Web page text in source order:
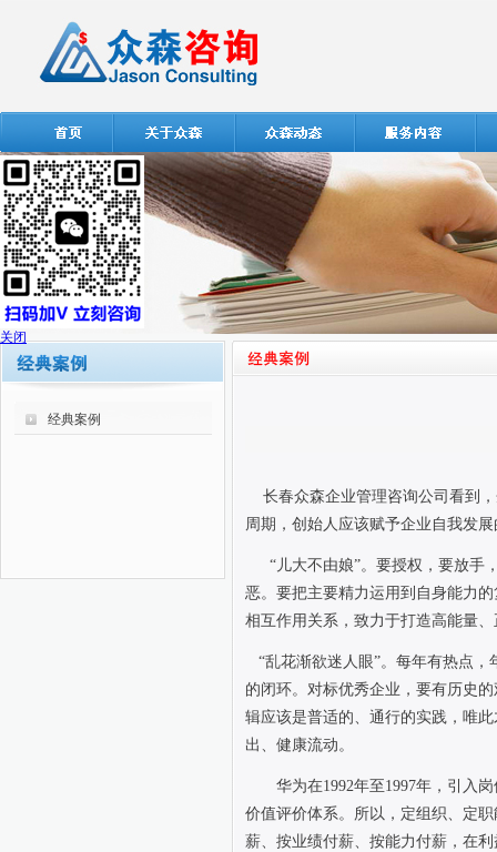
经典案例
长春众森企业管理咨询公司看到
周期，创始人应该赋予企业自我发
“儿大不由娘”。要授权，要放手
恶。要把主要精力运用到自身能力
相互作用关系，致力于打造高能量
“乱花渐欲迷人眼”。每年有热点
的闭环。对标优秀企业，要有历史
辑应该是普适的、通行的实践，唯
出、健康流动。
华为在1992年至1997年，引入
价值评价体系。所以，定组织、定
薪、按业绩付薪、按能力付薪，在
关闭